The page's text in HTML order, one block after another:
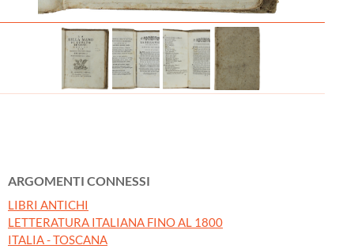
ARGOMENTI CONNESSI
LIBRI ANTICHI
LETTERATURA ITALIANA FINO AL 1800
ITALIA - TOSCANA